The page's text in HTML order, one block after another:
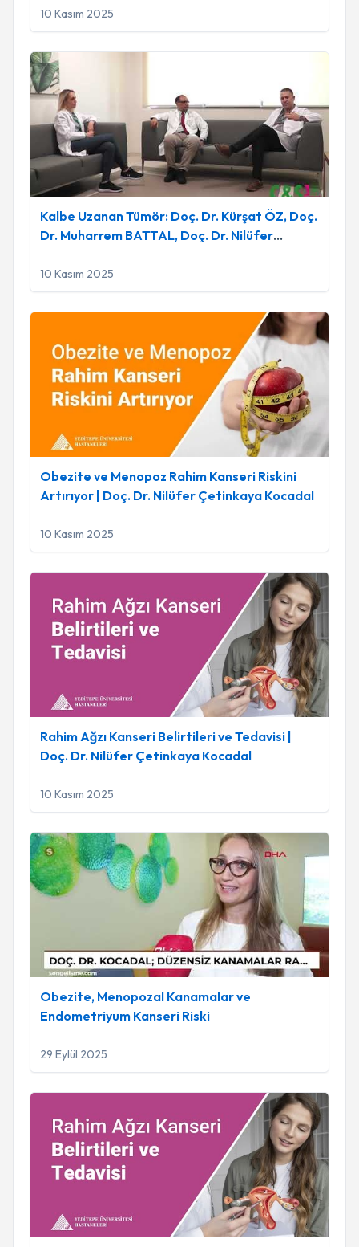
10 Kasım 2025
Kalbe Uzanan Tümör: Doç. Dr. Kürşat ÖZ, Doç. Dr.
Kalbe Uzanan Tümör: Doç. Dr. Kürşat ÖZ, Doç.
Dr. Muharrem BATTAL, Doç. Dr. Nilüfer
10 Kasım 2025
Obezite ve Menopoz Rahim Kanseri Riskini Artırıyor |
Obezite ve Menopoz Rahim Kanseri Riskini
Artırıyor | Doç. Dr. Nilüfer Çetinkaya Kocadal
10 Kasım 2025
Rahim Ağzı Kanseri Belirtileri ve Tedavisi | Doç. Dr. Nilüfer
Rahim Ağzı Kanseri Belirtileri ve Tedavisi |
Doç. Dr. Nilüfer Çetinkaya Kocadal
10 Kasım 2025
Obezite, Menopozal Kanamalar ve Endometriyum Kanseri
Obezite, Menopozal Kanamalar ve
Endometriyum Kanseri Riski
29 Eylül 2025